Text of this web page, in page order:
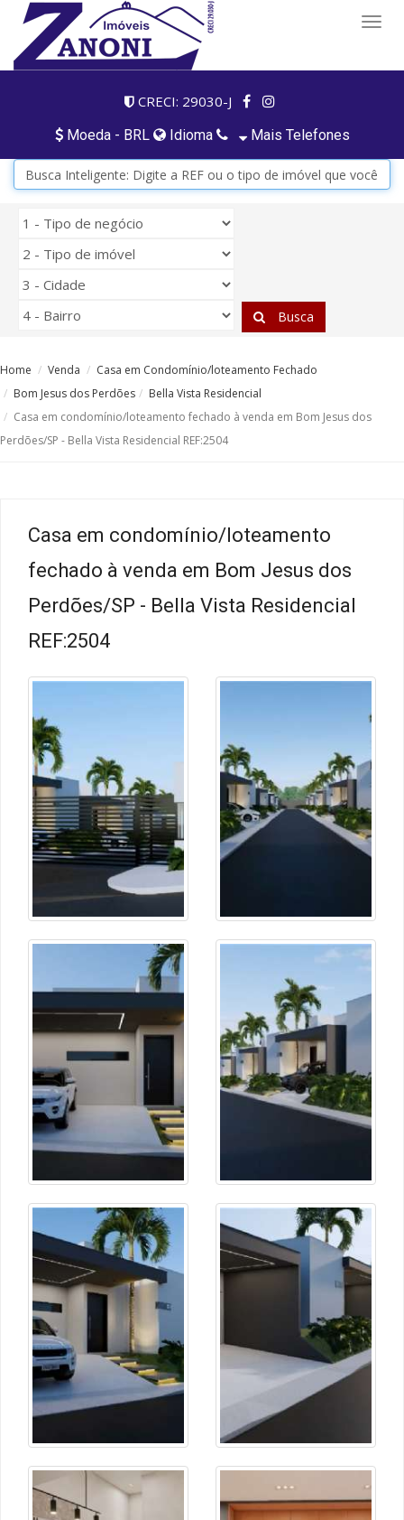
CRECI: 29030-J
Moeda - BRL Idioma Mais Telefones
Busca
Home Venda
Casa em Condomínio/loteamento Fechado
Bom Jesus dos Perdões
Bella Vista Residencial
Casa em condomínio/loteamento fechado à venda em Bom Jesus dos
Perdões/SP - Bella Vista Residencial REF:2504
Casa em condomínio/loteamento
fechado à venda em Bom Jesus dos
Perdões/SP - Bella Vista Residencial
REF:2504